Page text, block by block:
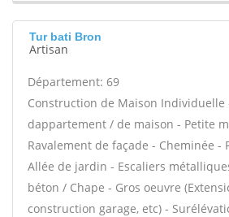
Tur bati Bron
Artisan
Département: 69
Construction de Maison Individuelle
dappartement / de maison - Petite
Ravalement de façade - Cheminée -
Allée de jardin - Escaliers
béton / Chape - Gros oeuvre
construction garage, etc) -